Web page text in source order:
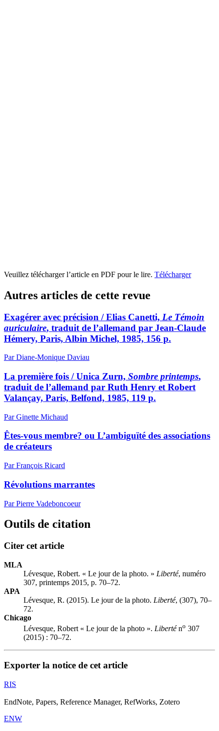
Veuillez télécharger l’article en PDF pour le lire. Télécharger
Autres articles de cette revue
Exagérer avec précision / Elias Canetti, Le Témoin
auriculaire, traduit de l’allemand par Jean-Claude
Hémery, Paris, Albin Michel, 1985, 156 p.
Par Diane-Monique Daviau
La première fois / Unica Zurn, Sombre printemps,
traduit de l’allemand par Ruth Henry et Robert
Valançay, Paris, Belfond, 1985, 119 p.
Par Ginette Michaud
Êtes-vous membre? ou L’ambiguïté des associations
de créateurs
Par François Ricard
Révolutions marrantes
Par Pierre Vadeboncoeur
Outils de citation
Citer cet article
MLA
Lévesque, Robert. « Le jour de la photo. » Liberté, numéro
307, printemps 2015, p. 70–72.
APA
Lévesque, R. (2015). Le jour de la photo. Liberté, (307), 70–
72.
Chicago
Lévesque, Robert « Le jour de la photo ». Liberténo 307
(2015) : 70–72.
Exporter la notice de cet article
RIS
EndNote, Papers, Reference Manager, RefWorks, Zotero
ENW